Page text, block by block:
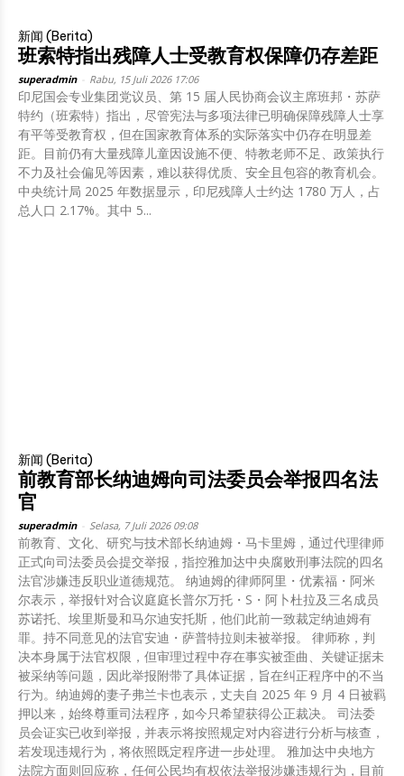
新闻 (Berita)
班索特指出残障人士受教育权保障仍存差距
superadmin Rabu, 15 Juli 2026 17:06
印尼国会专业集团党议员、第 15 届人民协商会议主席班邦・苏萨
特约（班索特）指出，尽管宪法与多项法律已明确保障残障人士享
有平等受教育权，但在国家教育体系的实际落实中仍存在明显差
距。目前仍有大量残障儿童因设施不便、特教老师不足、政策执行
不力及社会偏见等因素，难以获得优质、安全且包容的教育机会。
中央统计局 2025 年数据显示，印尼残障人士约达 1780 万人，占
总人口 2.17%。其中 5...
新闻 (Berita)
前教育部长纳迪姆向司法委员会举报四名法
官
superadmin Selasa, 7 Juli 2026 09:08
前教育、文化、研究与技术部长纳迪姆・马卡里姆，通过代理律师
正式向司法委员会提交举报，指控雅加达中央腐败刑事法院的四名
法官涉嫌违反职业道德规范。 纳迪姆的律师阿里・优素福・阿米
尔表示，举报针对合议庭庭长普尔万托・S・阿卜杜拉及三名成员
苏诺托、埃里斯曼和马尔迪安托斯，他们此前一致裁定纳迪姆有
罪。持不同意见的法官安迪・萨普特拉则未被举报。 律师称，判
决本身属于法官权限，但审理过程中存在事实被歪曲、关键证据未
被采纳等问题，因此举报附带了具体证据，旨在纠正程序中的不当
行为。纳迪姆的妻子弗兰卡也表示，丈夫自 2025 年 9 月 4 日被羁
押以来，始终尊重司法程序，如今只希望获得公正裁决。 司法委
员会证实已收到举报，并表示将按照规定对内容进行分析与核查，
若发现违规行为，将依照既定程序进一步处理。 雅加达中央地方
法院方面则回应称，任何公民均有权依法举报涉嫌违规行为，目前